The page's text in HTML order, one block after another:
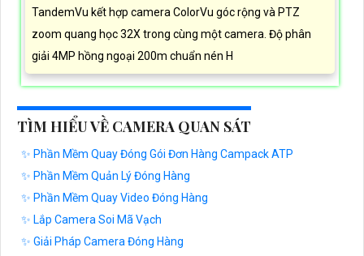
TandemVu kết hợp camera ColorVu góc rộng và PTZ
zoom quang học 32X trong cùng một camera. Độ phân
giải 4MP hồng ngoại 200m chuẩn nén H
TÌM HIỂU VỀ CAMERA QUAN SÁT
✨ Phần Mềm Quay Đóng Gói Đơn Hàng Campack ATP
✨ Phần Mềm Quản Lý Đóng Hàng
✨ Phần Mềm Quay Video Đóng Hàng
✨ Lắp Camera Soi Mã Vạch
✨ Giải Pháp Camera Đóng Hàng